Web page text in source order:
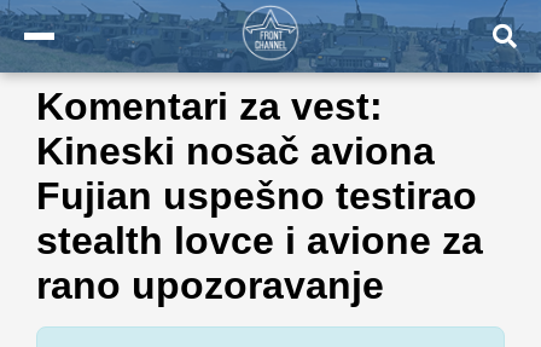
Komentari za vest:
Kineski nosač aviona
Fujian uspešno testirao
stealth lovce i avione za
rano upozoravanje